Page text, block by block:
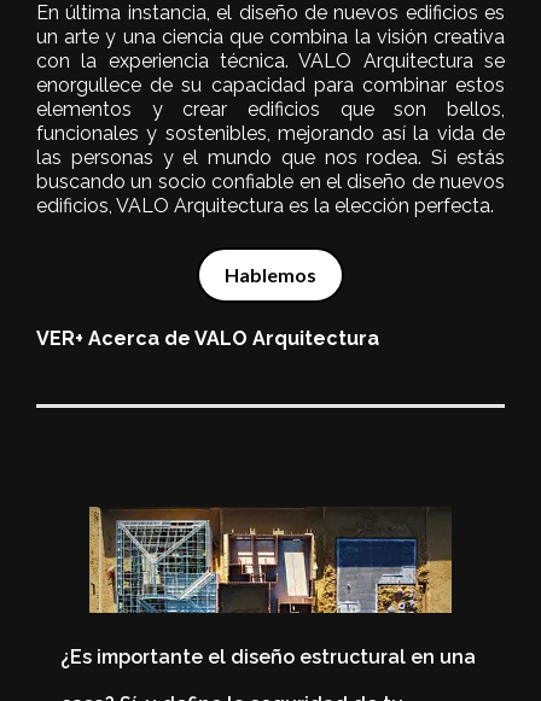
En última instancia, el diseño de nuevos edificios es
un arte y una ciencia que combina la visión creativa
con la experiencia técnica. VALO Arquitectura se
enorgullece de su capacidad para combinar estos
elementos y crear edificios que son bellos,
funcionales y sostenibles, mejorando así la vida de
las personas y el mundo que nos rodea. Si estás
buscando un socio confiable en el diseño de nuevos
edificios, VALO Arquitectura es la elección perfecta.
Hablemos
VER+ Acerca de VALO Arquitectura
¿Es importante el diseño estructural en una